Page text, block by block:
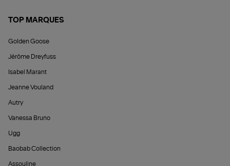
TOP MARQUES
Golden Goose
Jérôme Dreyfuss
Isabel Marant
Jeanne Vouland
Autry
Vanessa Bruno
Ugg
Baobab Collection
Assouline